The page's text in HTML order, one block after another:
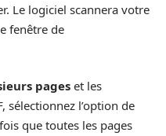
Le logiciel scannera votre
fenêtre de
pageset les
sélectionnez l’option de
que toutes les pages